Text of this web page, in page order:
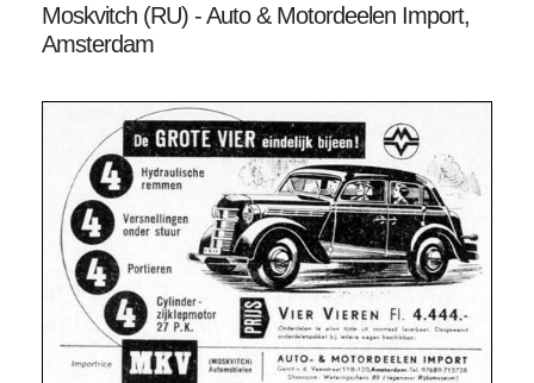
Moskvitch (RU) - Auto & Motordeelen Import,
Amsterdam